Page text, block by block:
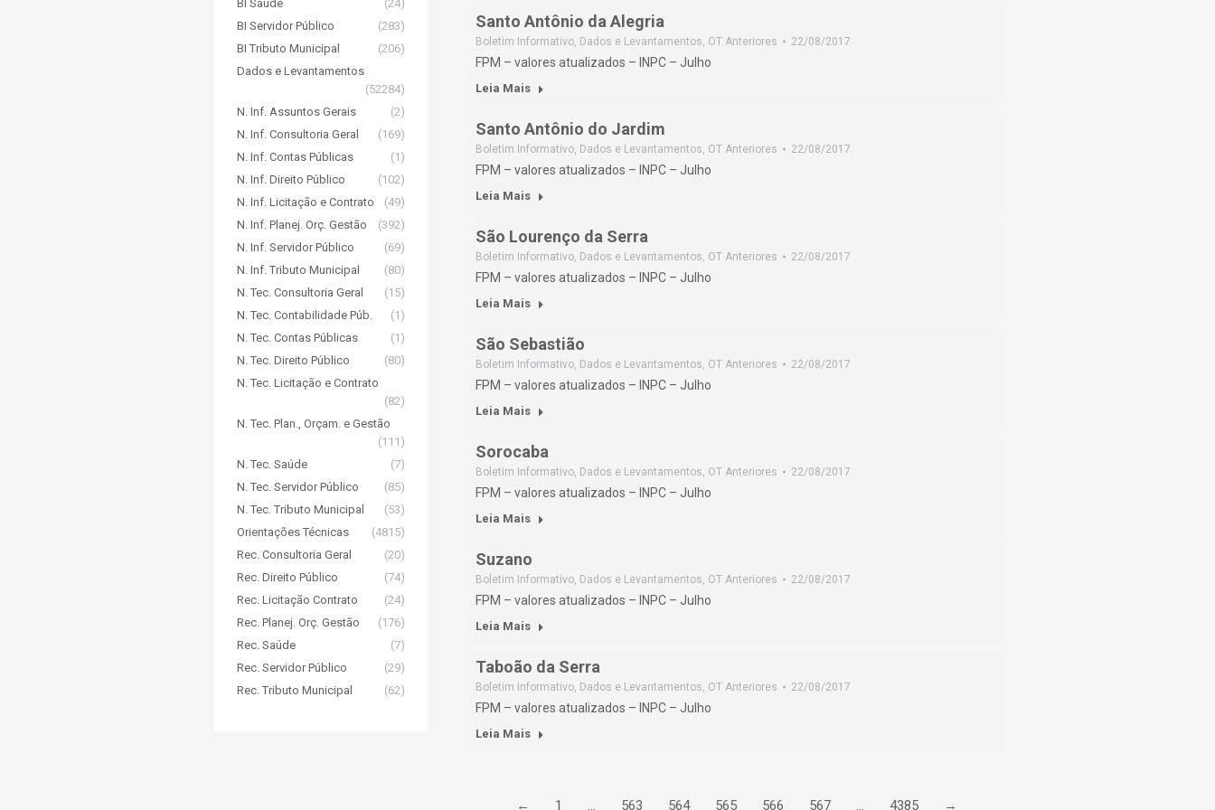
Santo Antônio da Alegria
Boletim Informativo, Dados e Levantamentos, OT Anteriores 22/08/2017
FPM – valores atualizados – INPC – Julho
Leia Mais
Santo Antônio do Jardim
Boletim Informativo, Dados e Levantamentos, OT Anteriores 22/08/2017
FPM – valores atualizados – INPC – Julho
Leia Mais
São Lourenço da Serra
Boletim Informativo, Dados e Levantamentos, OT Anteriores 22/08/2017
FPM – valores atualizados – INPC – Julho
Leia Mais
São Sebastião
Boletim Informativo, Dados e Levantamentos, OT Anteriores 22/08/2017
FPM – valores atualizados – INPC – Julho
Leia Mais
Sorocaba
Boletim Informativo, Dados e Levantamentos, OT Anteriores 22/08/2017
FPM – valores atualizados – INPC – Julho
Leia Mais
Suzano
Boletim Informativo, Dados e Levantamentos, OT Anteriores 22/08/2017
FPM – valores atualizados – INPC – Julho
Leia Mais
Taboão da Serra
Boletim Informativo, Dados e Levantamentos, OT Anteriores 22/08/2017
FPM – valores atualizados – INPC – Julho
Leia Mais
← 1 … 563 564 565 566 567 … 4385 →
BI Saúde
(24)
BI Servidor Público
(283)
BI Tributo Municipal
(206)
Dados e Levantamentos
(52284)
N. Inf. Assuntos Gerais
(2)
N. Inf. Consultoria Geral
(169)
N. Inf. Contas Públicas
(1)
N. Inf. Direito Público
(102)
N. Inf. Licitação e Contrato
(49)
N. Inf. Planej. Orç. Gestão
(392)
N. Inf. Servidor Público
(69)
N. Inf. Tributo Municipal
(80)
N. Tec. Consultoria Geral
(15)
N. Tec. Contabilidade Púb.
(1)
N. Tec. Contas Públicas
(1)
N. Tec. Direito Público
(80)
N. Tec. Licitação e Contrato
(82)
N. Tec. Plan., Orçam. e Gestão
(111)
N. Tec. Saúde
(7)
N. Tec. Servidor Público
(85)
N. Tec. Tributo Municipal
(53)
Orientações Técnicas
(4815)
Rec. Consultoria Geral
(20)
Rec. Direito Público
(74)
Rec. Licitação Contrato
(24)
Rec. Planej. Orç. Gestão
(176)
Rec. Saúde
(7)
Rec. Servidor Público
(29)
Rec. Tributo Municipal
(62)